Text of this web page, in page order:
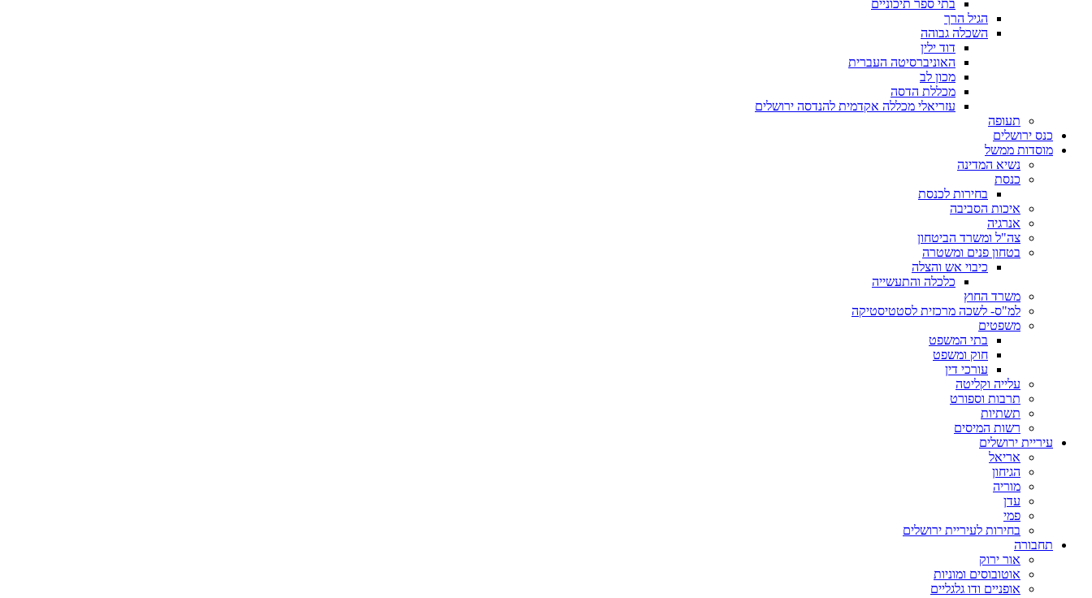
בתי ספר תיכוניים
הגיל הרך
השכלה גבוהה
דוד ילין
האוניברסיטה העברית
מכון לב
מכללת הדסה
עזריאלי מכללה אקדמית להנדסה ירושלים
תעופה
כנס ירושלים
מוסדות ממשל
נשיא המדינה
כנסת
בחירות לכנסת
איכות הסביבה
אנרגיה
צה"ל ומשרד הביטחון
בטחון פנים ומשטרה
כיבוי אש והצלה
כלכלה והתעשייה
משרד החוץ
למ"ס- לשכה מרכזית לסטטיסטיקה
משפטים
בתי המשפט
חוק ומשפט
עורכי דין
עלייה וקליטה
תרבות וספורט
תשתיות
רשות המיסים
עיריית ירושלים
אריאל
הגיחון
מוריה
עדן
פמי
בחירות לעיריית ירושלים
תחבורה
אור ירוק
אוטובוסים ומוניות
אופניים ודו גלגליים